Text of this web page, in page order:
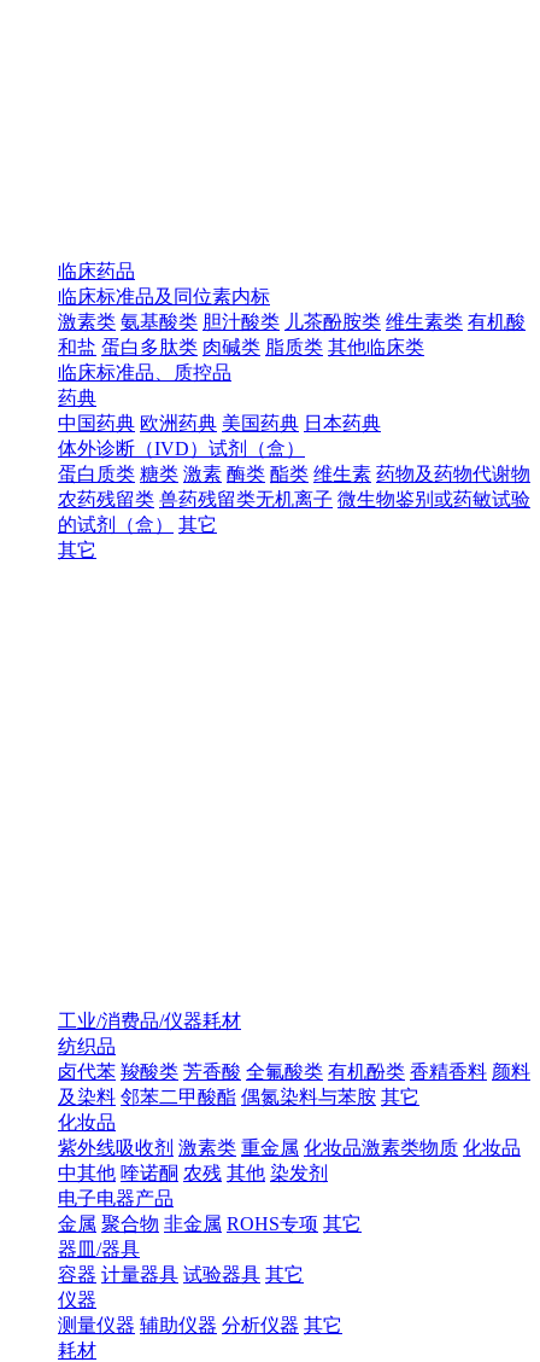
临床药品
临床标准品及同位素内标
激素类 氨基酸类 胆汁酸类 儿茶酚胺类 维生素类 有机酸
和盐 蛋白多肽类 肉碱类 脂质类 其他临床类
临床标准品、质控品
药典
中国药典 欧洲药典 美国药典 日本药典
体外诊断（IVD）试剂（盒）
蛋白质类 糖类 激素 酶类 酯类 维生素 药物及药物代谢物
农药残留类 兽药残留类无机离子 微生物鉴别或药敏试验
的试剂（盒）
其它
其它
工业/消费品/仪器耗材
纺织品
卤代苯 羧酸类 芳香酸 全氟酸类 有机酚类 香精香料 颜料
及染料 邻苯二甲酸酯 偶氮染料与苯胺 其它
化妆品
紫外线吸收剂 激素类 重金属 化妆品激素类物质 化妆品
中其他 喹诺酮 农残 其他 染发剂
电子电器产品
金属 聚合物 非金属 ROHS专项 其它
器皿/器具
容器 计量器具 试验器具 其它
仪器
测量仪器 辅助仪器 分析仪器 其它
耗材